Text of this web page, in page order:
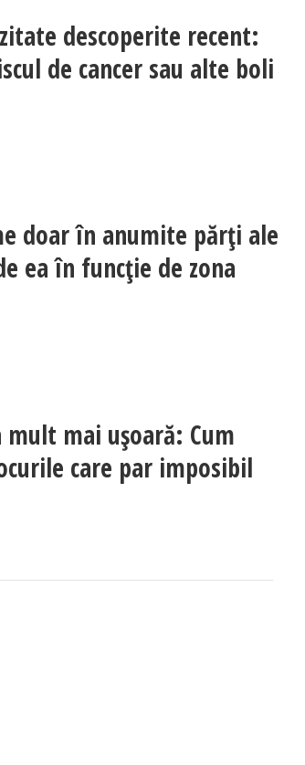
descoperite recent:
de cancer sau alte boli
doar în anumite părți ale
ea în funcție de zona
mai uşoară: Cum
care par imposibil